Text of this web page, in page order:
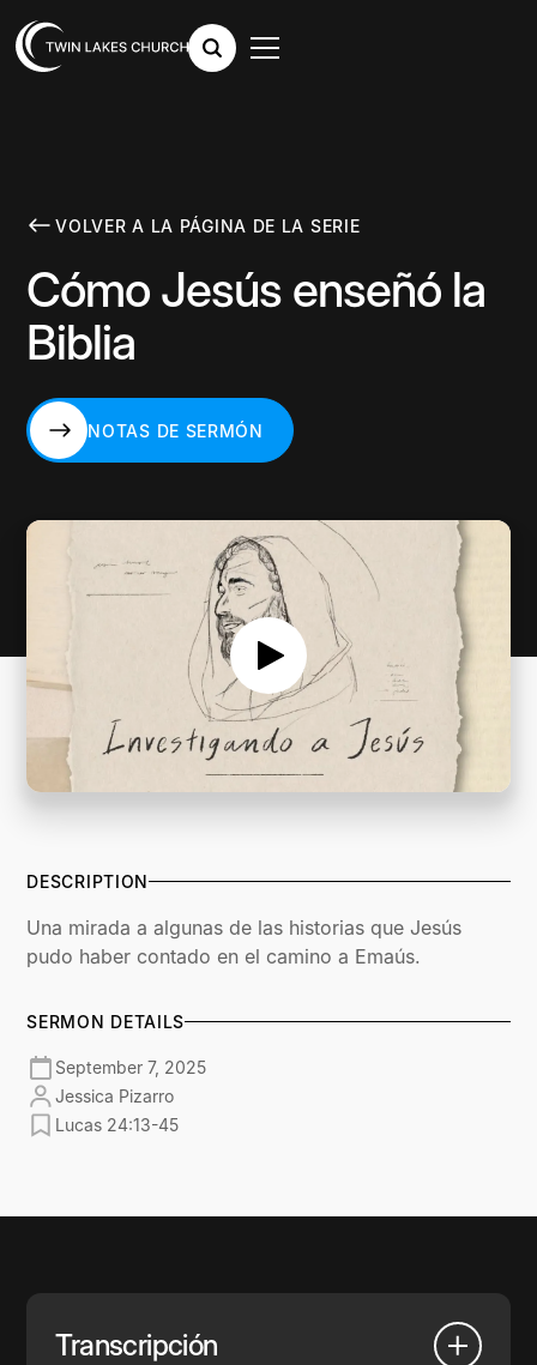
VOLVER A LA PÁGINA DE LA SERIE
Cómo Jesús enseñó la
Biblia
NOTAS DE SERMÓN
DESCRIPTION
Una mirada a algunas de las historias que Jesús
pudo haber contado en el camino a Emaús.
SERMON DETAILS
September 7, 2025
Jessica Pizarro
Lucas 24:13-45
Transcripción